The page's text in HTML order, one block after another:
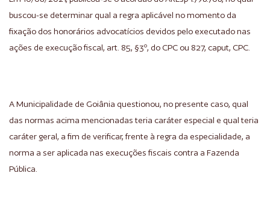
buscou-se determinar qual a regra aplicável no momento da
fixação dos honorários advocatícios devidos pelo executado nas
ações de execução fiscal, art. 85, §3º, do CPC ou 827, caput, CPC.
A Municipalidade de Goiânia questionou, no presente caso, qual
das normas acima mencionadas teria caráter especial e qual teria
caráter geral, a fim de verificar, frente à regra da especialidade, a
norma a ser aplicada nas execuções fiscais contra a Fazenda
Pública.